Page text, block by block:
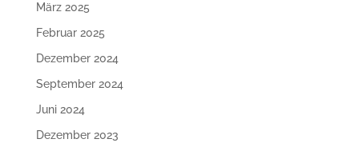
März 2025
Februar 2025
Dezember 2024
September 2024
Juni 2024
Dezember 2023